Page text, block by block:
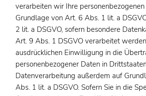
verarbeiten wir Ihre
Grundlage von Art. 6 Abs. 1 lit. a
2 lit. a DSGVO, sofern besondere
Art. 9 Abs. 1 DSGVO verarbeitet
ausdrücklichen Einwilligung in die
personenbezogener Daten in
Datenverarbeitung außerdem auf
Abs. 1 lit. a DSGVO. Sofern Sie in die